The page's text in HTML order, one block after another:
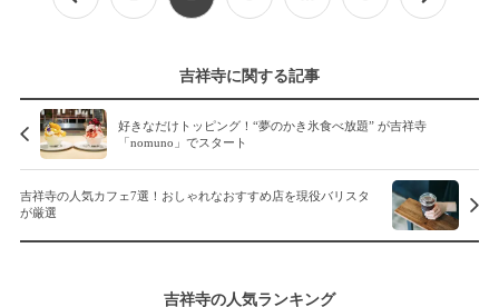
吉祥寺に関する記事
好きなだけトッピング！“夢のかき氷食べ放題” が吉祥寺
「nomuno」でスタート
吉祥寺の人気カフェ7選！おしゃれなおすすめ店を現役バリスタ
が厳選
吉祥寺の人気ランキング